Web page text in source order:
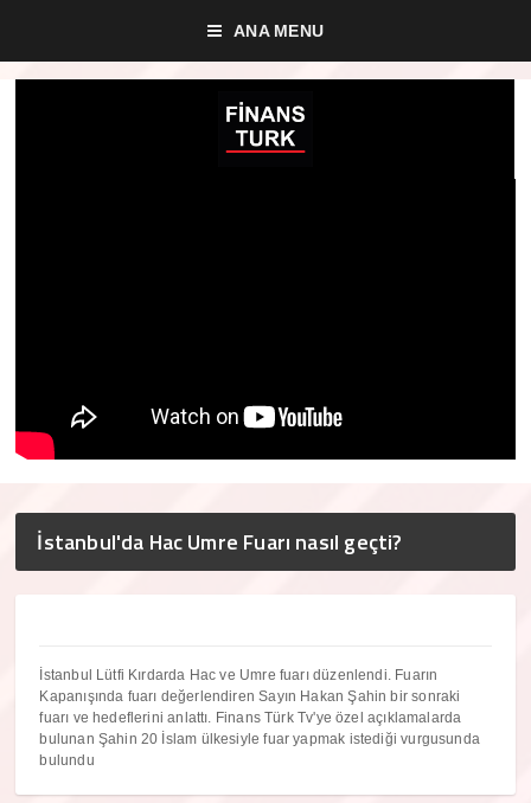
ANA MENU
İstanbul'da Hac Umre Fuarı nasıl geçti?
İstanbul Lütfi Kırdarda Hac ve Umre fuarı düzenlendi. Fuarın
Kapanışında fuarı değerlendiren Sayın Hakan Şahin bir sonraki
fuarı ve hedeflerini anlattı. Finans Türk Tv'ye özel açıklamalarda
bulunan Şahin 20 İslam ülkesiyle fuar yapmak istediği vurgusunda
bulundu